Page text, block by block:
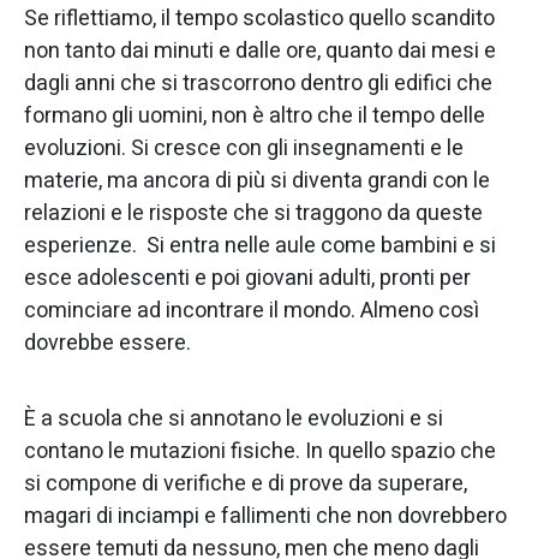
Se riflettiamo, il tempo scolastico quello scandito
non tanto dai minuti e dalle ore, quanto dai mesi e
dagli anni che si trascorrono dentro gli edifici che
formano gli uomini, non è altro che il tempo delle
evoluzioni. Si cresce con gli insegnamenti e le
materie, ma ancora di più si diventa grandi con le
relazioni e le risposte che si traggono da queste
esperienze. Si entra nelle aule come bambini e si
esce adolescenti e poi giovani adulti, pronti per
cominciare ad incontrare il mondo. Almeno così
dovrebbe essere.
È a scuola che si annotano le evoluzioni e si
contano le mutazioni fisiche. In quello spazio che
si compone di verifiche e di prove da superare,
magari di inciampi e fallimenti che non dovrebbero
essere temuti da nessuno, men che meno dagli